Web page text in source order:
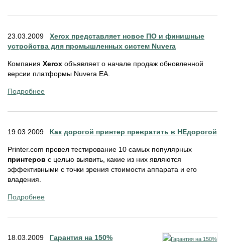
23.03.2009 Xerox представляет новое ПО и финишные
устройства для промышленных систем Nuvera
Компания Xerox объявляет о начале продаж обновленной
версии платформы Nuvera EA.
Подробнее
19.03.2009 Как дорогой принтер превратить в НЕдорогой
Printer.com провел тестирование 10 самых популярных
принтеров с целью выявить, какие из них являются
эффективными с точки зрения стоимости аппарата и его
владения.
Подробнее
18.03.2009 Гарантия на 150%